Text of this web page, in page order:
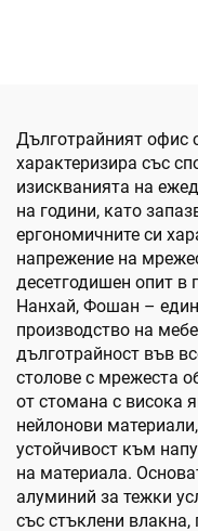
повдигащи
промоционални
Дълготрайният офис
характеризира със
изискванията на
на години, като
ергономичните си
напрежение на
десетгодишен опит в
Нанхай, Фошан – един
производство на
дълготрайност във
столове с мрежеста
от стомана с висока
нейлонови
устойчивост към
на материала.
алуминий за тежки
със стъклени влакна,